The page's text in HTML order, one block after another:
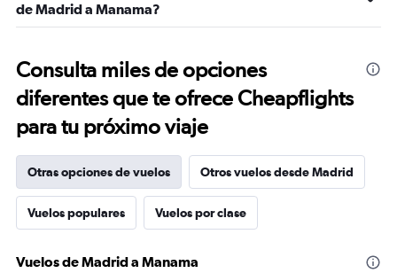
de Madrid a Manama?
Consulta miles de opciones
diferentes que te ofrece Cheapflights
para tu próximo viaje
Otras opciones de vuelos Otros vuelos desde Madrid
Vuelos populares Vuelos por clase
Vuelos de Madrid a Manama